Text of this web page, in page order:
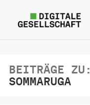
BEITRÄGE ZU:
SOMMARUGA